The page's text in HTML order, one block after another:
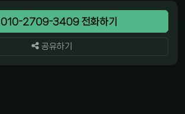
010-2709-3409 전화하기
공유하기